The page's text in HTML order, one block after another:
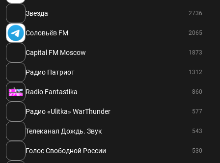
Звезда 2736
Соловьёв FM 2065
Capital FM Moscow 1873
Радио Патриот 1312
Radio Fantastika 860
Радио «Ulitka» WarThunder 577
Телеканал Дождь. Звук 543
Голос Свободной России 530